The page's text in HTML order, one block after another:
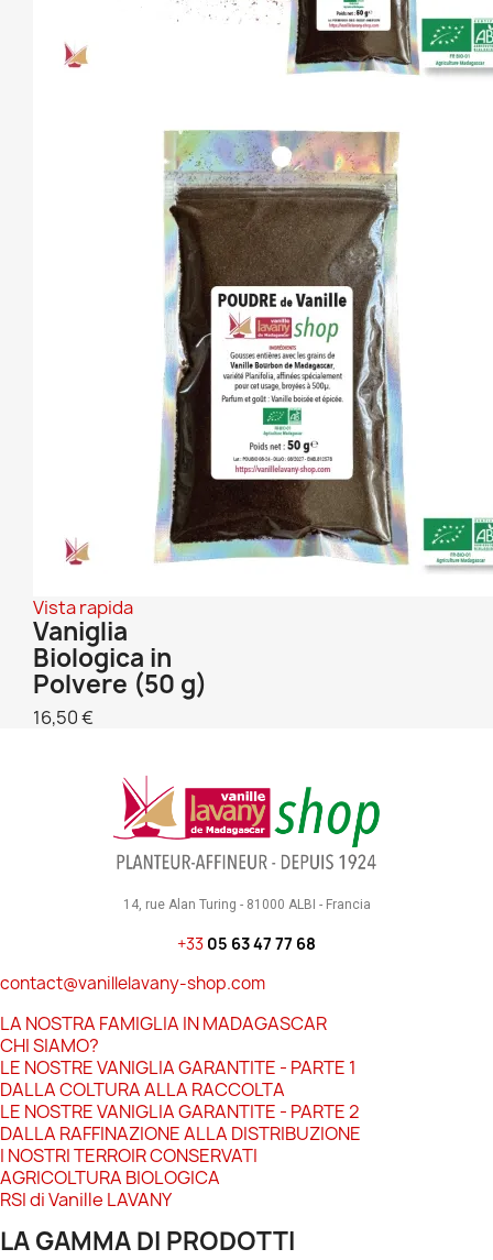
Vista rapida
Vaniglia
Biologica in
Polvere (50 g)
16,50 €
14, rue Alan Turing - 81000 ALBI - Francia
+33 05 63 47 77 68
contact@vanillelavany-shop.com
LA NOSTRA FAMIGLIA IN MADAGASCAR
CHI SIAMO?
LE NOSTRE VANIGLIA GARANTITE - PARTE 1
DALLA COLTURA ALLA RACCOLTA
LE NOSTRE VANIGLIA GARANTITE - PARTE 2
DALLA RAFFINAZIONE ALLA DISTRIBUZIONE
I NOSTRI TERROIR CONSERVATI
AGRICOLTURA BIOLOGICA
RSI di Vanille LAVANY
LA GAMMA DI PRODOTTI